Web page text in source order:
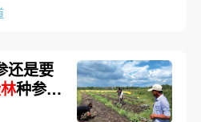
还是要
种参”